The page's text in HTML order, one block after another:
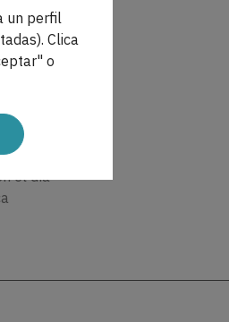
.
el día
un perfil
Clica
o